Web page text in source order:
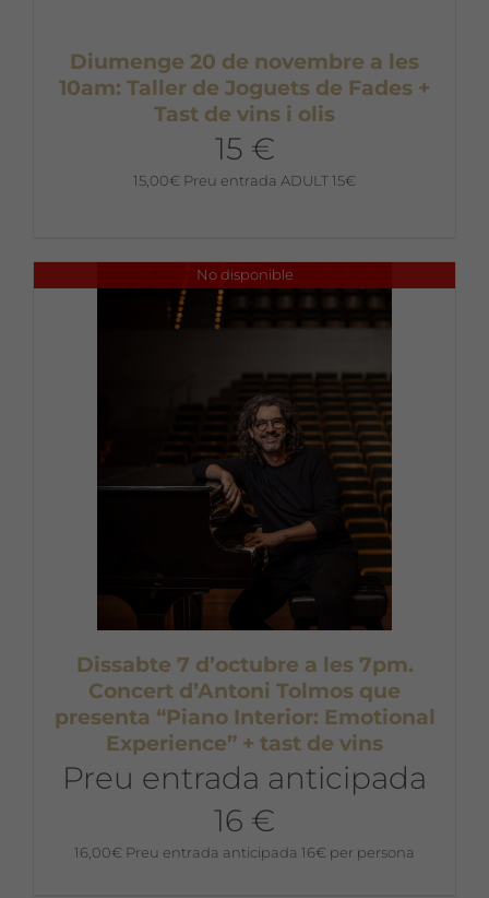
Diumenge 20 de novembre a les
10am: Taller de Joguets de Fades +
Tast de vins i olis
15 €
15,00€ Preu entrada ADULT 15€
No disponible
Dissabte 7 d’octubre a les 7pm.
Concert d’Antoni Tolmos que
presenta “Piano Interior: Emotional
Experience” + tast de vins
Preu entrada anticipada
16 €
16,00€ Preu entrada anticipada 16€ per persona